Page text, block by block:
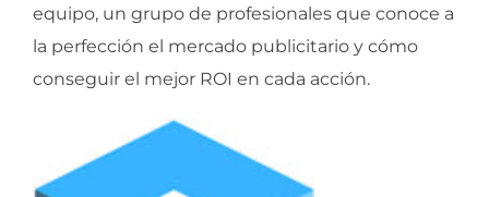
equipo, un grupo de profesionales que conoce a
la perfección el mercado publicitario y cómo
conseguir el mejor ROI en cada acción.